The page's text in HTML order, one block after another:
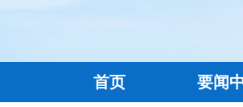
首页 要闻